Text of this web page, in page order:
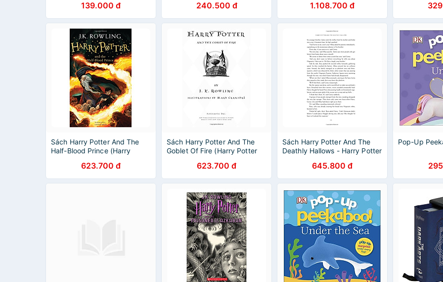
139.000 đ 240.500 đ
(Hardback) Illustrated Edition
(Harry Potter và Hòn đá Phù
Thủy) (English Book)
1.108.700 đ
Edition -
Phòng chứa
Book)
Sách Harry Potter And The
Half-Blood Prince (Harry
(English Book)623.700 đ
Sách Harry Potter And The
Goblet Of Fire (Harry Potter
623.700 đ
Sách Harry Potter And The
Deathly Hallows - Harry Potter
645.800 đ
Pop-Up